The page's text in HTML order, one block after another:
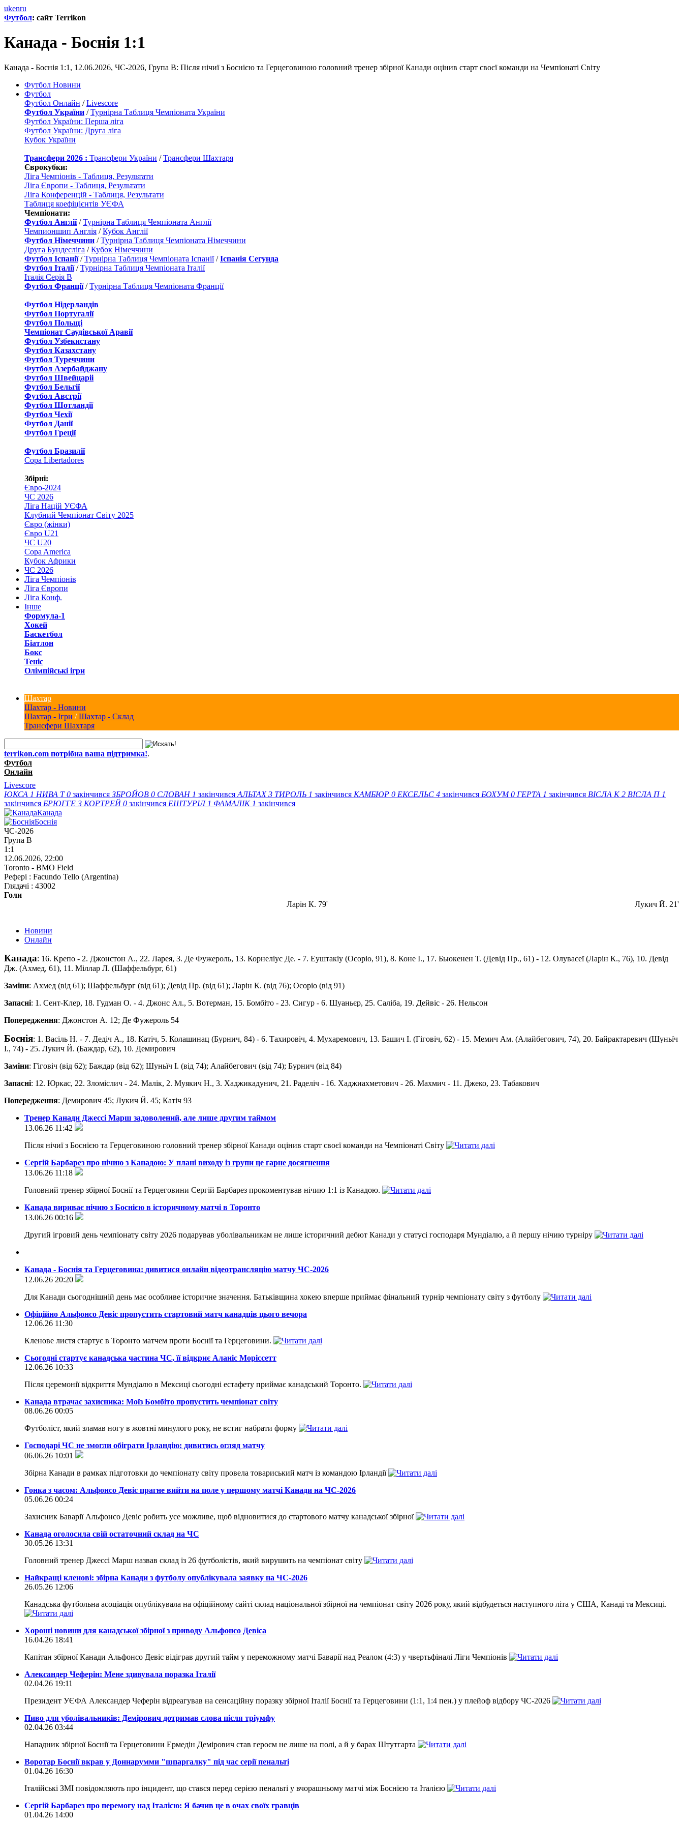
ukenru
Футбол: сайт Terrikon
Канада - Боснія 1:1
Канада - Боснія 1:1, 12.06.2026, ЧС-2026, Група B: Після нічиї з Боснією та Герцеговиною головний тренер збірної Канади оцінив старт своєї команди на Чемпіонаті Світу
Футбол Новини
Футбол
Футбол Онлайн /Livescore
Футбол України /Турнірна Таблиця Чемпіоната України
Футбол України: Перша ліга
Футбол України: Друга ліга
Кубок України
Трансфери 2026 : Трансфери України /Трансфери Шахтаря
Єврокубки:
Ліга Чемпіонів - Таблиця, Результати
Ліга Європи - Таблиця, Результати
Ліга Конференцій - Таблиця, Результати
Таблиця коефіцієнтів УЄФА
Чемпіонати:
Футбол Англії/Турнірна Таблиця Чемпіоната Англії
Чемпионшип Англія /Кубок Англії
Футбол Німеччини /Турнірна Таблиця Чемпіоната Німеччини
Друга Бундесліга /Кубок Німеччини
Футбол Іспанії/Турнірна Таблиця Чемпіоната Іспанії/Іспанія Сегунда
Футбол Італії/Турнірна Таблиця Чемпіоната Італії
Італія Серія B
Футбол Франції/Турнірна Таблиця Чемпіоната Франції
Футбол Нідерландiв
Футбол Португалії
Футбол Польщі
Чемпіонат Саудівської Аравії
Футбол Узбекистану
Футбол Казахстану
Футбол Туреччини
Футбол Азербайджану
Футбол Швейцаріі
Футбол Бельгії
Футбол Австрії
Футбол Шотландії
Футбол Чехії
Футбол Данії
Футбол Греції
Футбол Бразилії
Copa Libertadores
Збірні:
Євро-2024
ЧС 2026
Ліга Націй УЄФА
Клубний Чемпіонат Світу 2025
Євро (жінки)
Євро U21
ЧС U20
Copa America
Кубок Африки
ЧС 2026
Ліга Чемпіонів
Ліга Європи
Ліга Конф.
Інше
Формула-1
Хокей
Баскетбол
Біатлон
Бокс
Теніс
Олімпійські ігри
Шахтар
Шахтар - Новини
Шахтар - Ігри /Шахтар - Склад
Трансфери Шахтаря
terrikon.com потрібна ваша підтримка!.
Футбол
Онлайн
Livescore
ЮКСА 1 НИВА Т 0 закінчився ЗБРОЙОВ 0 СЛОВАН 1 закінчився АЛЬТАХ 3 ТИРОЛЬ 1 закінчився КАМБЮР 0 ЕКСЕЛЬС 4 закінчився БОХУМ 0 ГЕРТА 1 закінчився ВІСЛА K 2 ВІСЛА П 1
закінчився БРЮГГЕ 3 КОРТРЕЙ 0 закінчився ЕШТУРІЛ 1 ФАМАЛІК 1 закінчився
Канада
Боснія
ЧС-2026
Група B
1:1
12.06.2026, 22:00
Toronto - BMO Field
Рефері : Facundo Tello (Argentina)
Глядачі : 43002
Голи
Ларін К. 79'
Лукич Й. 21'
Новини
Онлайн
Канада: 16. Крепо - 2. Джонстон А., 22. Ларея, 3. Де Фужероль, 13. Корнеліус Де. - 7. Еуштакiу (Осоріо, 91), 8. Коне І., 17. Бьюкенен Т. (Девід Пр., 61) - 12. Олувасеї (Ларін К., 76), 10. Девід
Дж. (Ахмед, 61), 11. Міллар Л. (Шаффельбург, 61)
Заміни: Ахмед (від 61); Шаффельбург (від 61); Девід Пр. (від 61); Ларін К. (від 76); Осоріо (від 91)
Запасні: 1. Сент-Клер, 18. Гудман О. - 4. Джонс Ал., 5. Вотерман, 15. Бомбіто - 23. Сигур - 6. Шуаньєр, 25. Саліба, 19. Дейвіс - 26. Нельсон
Попередження: Джонстон А. 12; Де Фужероль 54
Боснія: 1. Васіль Н. - 7. Дедіч А., 18. Катіч, 5. Колашинац (Бурнич, 84) - 6. Тахировiч, 4. Мухаремович, 13. Башич І. (Гiговiч, 62) - 15. Мемич Ам. (Алайбегович, 74), 20. Байрактаревич (Шуньїч
І., 74) - 25. Лукич Й. (Баждар, 62), 10. Демирович
Заміни: Гiговiч (від 62); Баждар (від 62); Шуньїч І. (від 74); Алайбегович (від 74); Бурнич (від 84)
Запасні: 12. Юркас, 22. Зломіслич - 24. Малік, 2. Муякич Н., 3. Хаджикадунич, 21. Раделіч - 16. Хаджиахметович - 26. Махмич - 11. Джеко, 23. Табакович
Попередження: Демирович 45; Лукич Й. 45; Катіч 93
Тренер Канади Джессі Марш задоволений, але лише другим таймом
13.06.26 11:42
Після нічиї з Боснією та Герцеговиною головний тренер збірної Канади оцінив старт своєї команди на Чемпіонаті Світу
Сергій Барбарез про нічию з Канадою: У плані виходу із групи це гарне досягнення
13.06.26 11:18
Головний тренер збірної Боснії та Герцеговини Сергій Барбарез прокоментував нічию 1:1 із Канадою.
Канада вириває нічию з Боснією в історичному матчі в Торонто
13.06.26 00:16
Другий ігровий день чемпіонату світу 2026 подарував уболівальникам не лише історичний дебют Канади у статусі господаря Мундіалю, а й першу нічию турніру
Канада - Боснія та Герцеговина: дивитися онлайн відеотрансляцію матчу ЧС-2026
12.06.26 20:20
Для Канади сьогоднішній день має особливе історичне значення. Батьківщина хокею вперше приймає фінальний турнір чемпіонату світу з футболу
Офіційно Альфонсо Девіс пропустить стартовий матч канадців цього вечора
12.06.26 11:30
Кленове листя стартує в Торонто матчем проти Боснії та Герцеговини.
Сьогодні стартує канадська частина ЧС, її відкриє Аланіс Моріссетт
12.06.26 10:33
Після церемонії відкриття Мундіалю в Мексиці сьогодні естафету приймає канадський Торонто.
Канада втрачає захисника: Моїз Бомбіто пропустить чемпіонат світу
08.06.26 00:05
Футболіст, який зламав ногу в жовтні минулого року, не встиг набрати форму
Господарі ЧС не змогли обіграти Ірландію: дивитись огляд матчу
06.06.26 10:01
Збірна Канади в рамках підготовки до чемпіонату світу провела товариський матч із командою Ірландії
Гонка з часом: Альфонсо Девіс прагне вийти на поле у першому матчі Канади на ЧС-2026
05.06.26 00:24
Захисник Баварії Альфонсо Девіс робить усе можливе, щоб відновитися до стартового матчу канадської збірної
Канада оголосила свій остаточний склад на ЧС
30.05.26 13:31
Головний тренер Джессі Марш назвав склад із 26 футболістів, який вирушить на чемпіонат світу
Найкращі кленові: збірна Канади з футболу опублікувала заявку на ЧС-2026
26.05.26 12:06
Канадська футбольна асоціація опублікувала на офіційному сайті склад національної збірної на чемпіонат світу 2026 року, який відбудеться наступного літа у США, Канаді та Мексиці.
Хороші новини для канадської збірної з приводу Альфонсо Девіса
16.04.26 18:41
Капітан збірної Канади Альфонсо Девіс відіграв другий тайм у переможному матчі Баварії над Реалом (4:3) у чвертьфіналі Ліги Чемпіонів
Александер Чеферін: Мене здивувала поразка Італії
02.04.26 19:11
Президент УЄФА Александер Чеферін відреагував на сенсаційну поразку збірної Італії Боснії та Герцеговини (1:1, 1:4 пен.) у плейоф відбору ЧС-2026
Пиво для уболівальників: Демірович дотримав слова після тріумфу
02.04.26 03:44
Нападник збірної Боснії та Герцеговини Ермедін Демірович став героєм не лише на полі, а й у барах Штутгарта
Воротар Боснії вкрав у Доннарумми "шпаргалку" під час серії пенальті
01.04.26 16:30
Італійські ЗМІ повідомляють про інцидент, що стався перед серією пенальті у вчорашньому матчі між Боснією та Італією
Сергій Барбарез про перемогу над Італією: Я бачив це в очах своїх гравців
01.04.26 14:00